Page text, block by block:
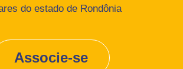
do estado de Rondônia
Associe-se